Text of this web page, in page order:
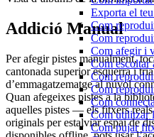
Exporta el
Com
Com
Com afegir i
Com escoltar
Com
Com
Com
Com utilitzar
Com pujar
Addició Manual
Per afegir pistes manualment,
cantonada superior esquerra i
d’emmagatzematge al núvol
Quan afegeixes pistes a la
aquelles pistes — els fitxers
originals per estalviar espai de